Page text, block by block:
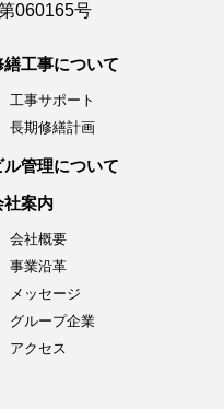
060165号
繕工事について
工事サポート
長期修繕計画
ル管理について
社案内
会社概要
事業沿革
メッセージ
グループ企業
アクセス